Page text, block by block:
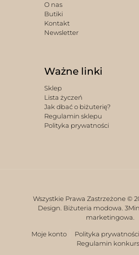
O nas
Butiki
Kontakt
Newsletter
Ważne linki
Sklep
Lista życzeń
Jak dbać o biżuterię?
Regulamin sklepu
Polityka prywatności
Wszystkie Prawa Zastrzeżone ©
Design. Biżuteria modowa.
marketingowa.
Moje konto Polityka prywatności
Regulamin